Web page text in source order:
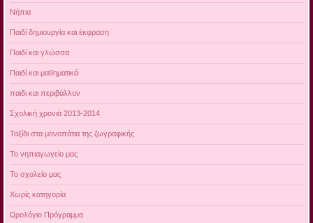
Νήπια
Παιδί δημιουργία και έκφραση
Παιδί και γλώσσα
Παιδί και μαθηματικά
παιδι και περιβάλλον
Σχολική χρονιά 2013-2014
Ταξίδι στα μονοπάτια της ζωγραφικής
Το νηπιαγωγείο μας
Το σχολείο μας
Χωρίς κατηγορία
Ωρολόγιο Πρόγραμμα